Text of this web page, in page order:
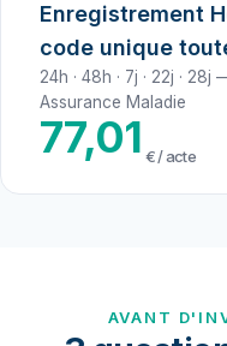
Enregistrement
code unique
24h · 48h · 7j · 22j ·
Assurance Maladie
77,01 € / acte
AVANT